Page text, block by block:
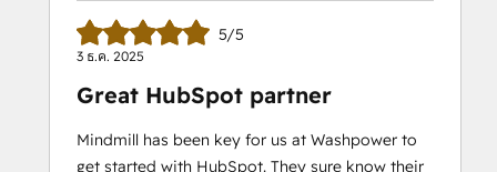
5/5
3 ธ.ค. 2025
Great HubSpot partner
Mindmill has been key for us at Washpower to
get started with HubSpot. They sure know their